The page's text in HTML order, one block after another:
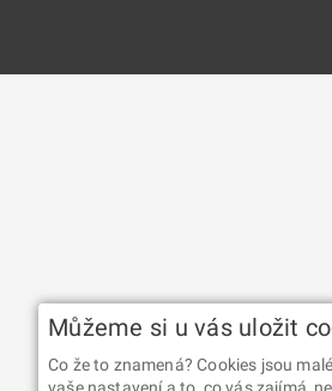
Můžeme si u vás uložit
Co že to znamená? Cookies jsou